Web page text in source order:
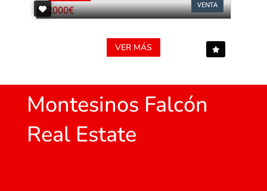
VENTA
VER MÁS
Montesinos Falcón
Real Estate